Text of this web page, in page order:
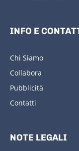
INFO E
Chi Siamo
Collabora
Pubblicità
Contatti
NOTE LEGALI